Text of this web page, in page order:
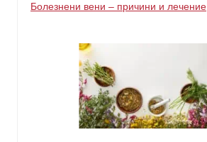
Болезнени вени – причини и лечение